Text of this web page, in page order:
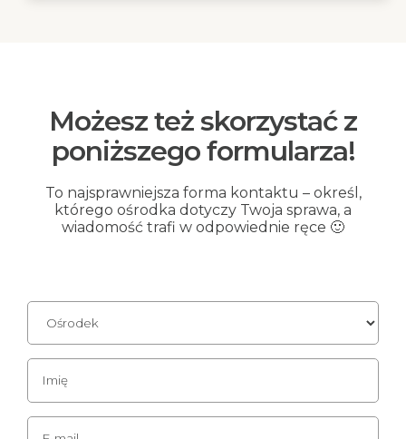
Możesz też skorzystać z
poniższego formularza!
To najsprawniejsza forma kontaktu – określ,
którego ośrodka dotyczy Twoja sprawa, a
wiadomość trafi w odpowiednie ręce 🙂